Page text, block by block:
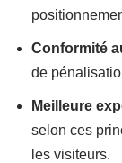
Conformité
de
Meilleure
selon ces
les visiteurs.